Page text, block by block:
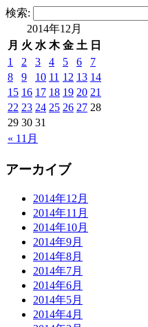
検索:
2014年12月
月 火 水 木 金 土 日
« 11月
1 2 3 4 5 6
7
8
9 10 11 12 13 14
15 16 17 18 19 20 21
22 23 24 25 26 27 28
29 30 31
アーカイブ
2014年12月
2014年11月
2014年10月
2014年9月
2014年8月
2014年7月
2014年6月
2014年5月
2014年4月